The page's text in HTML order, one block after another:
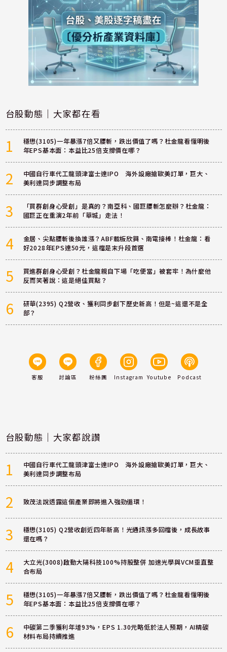
台股動態｜大家都在看
1
穩懋(3105)一年暴漲7倍又腰斬，跌出價值了嗎？杜金龍看懂明後
年EPS基本面：本益比25倍支撐價在哪？
2
中國自行車代工龍頭津富士達IPO 海外設廠搶歐美訂單，巨大、
美利達同步調整布局
3
「買群創身心受創」是真的？南亞科、國巨腰斬怎麼辦？杜金龍：
國巨正在重演2年前「華城」走法！
4
金居、尖點腰斬後換誰漲？ABF載板欣興、南電接棒！杜金龍：看
好2028年EPS達50元，這檔是末升段首選
5
買進群創身心受創？杜金龍親自下場「吃便當」被套牢！為什麼他
反而笑著說：這是絕佳買點？
6
研華(2395) Q2營收、獲利同步創下歷史新高！但是~這還不是全
部？
客服 討論區 粉絲團 Instagram Youtube Podcast
台股動態｜大家都說讚
1
中國自行車代工龍頭津富士達IPO 海外設廠搶歐美訂單，巨大、
美利達同步調整布局
2 致茂法說透露這個產業即將進入強勁循環！
3
穩懋(3105) Q2營收創近四年新高！光通訊漲多回檔後，成長故事
還在嗎？
4
大立光(3008)啟動大陽科技100%持股整併 加速光學與VCM垂直整
合布局
5
穩懋(3105)一年暴漲7倍又腰斬，跌出價值了嗎？杜金龍看懂明後
年EPS基本面：本益比25倍支撐價在哪？
6
中碳第二季獲利年增93%，EPS 1.30元略低於法人預期，AI精碳
材料布局持續推進